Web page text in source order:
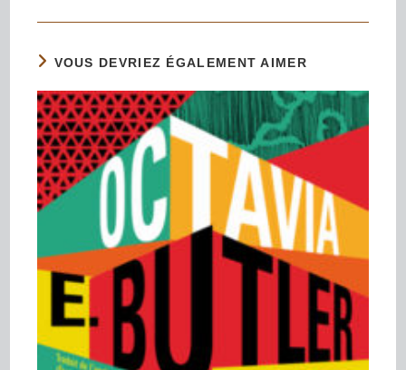
VOUS DEVRIEZ ÉGALEMENT AIMER